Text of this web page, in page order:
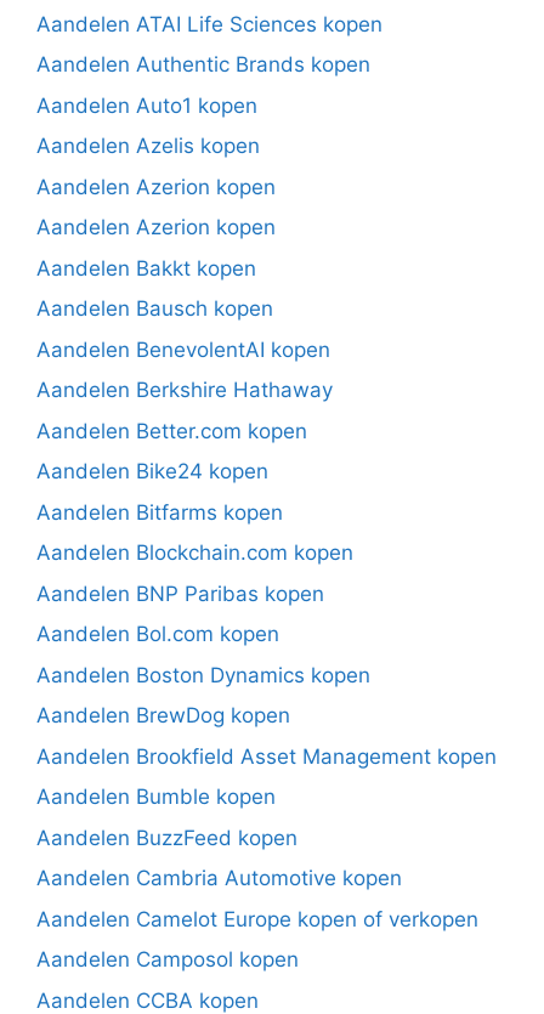
Aandelen ATAI Life Sciences kopen
Aandelen Authentic Brands kopen
Aandelen Auto1 kopen
Aandelen Azelis kopen
Aandelen Azerion kopen
Aandelen Azerion kopen
Aandelen Bakkt kopen
Aandelen Bausch kopen
Aandelen BenevolentAI kopen
Aandelen Berkshire Hathaway
Aandelen Better.com kopen
Aandelen Bike24 kopen
Aandelen Bitfarms kopen
Aandelen Blockchain.com kopen
Aandelen BNP Paribas kopen
Aandelen Bol.com kopen
Aandelen Boston Dynamics kopen
Aandelen BrewDog kopen
Aandelen Brookfield Asset Management kopen
Aandelen Bumble kopen
Aandelen BuzzFeed kopen
Aandelen Cambria Automotive kopen
Aandelen Camelot Europe kopen of verkopen
Aandelen Camposol kopen
Aandelen CCBA kopen